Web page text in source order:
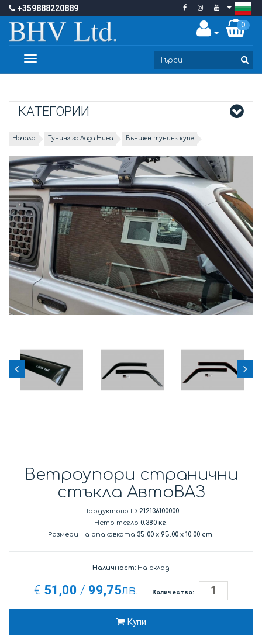
+359888220889
0
Toggle
КАТЕГОРИИ
Начало Тунинг за Лада Нива Външен тунинг купе
Ветроупори странични
стъкла АвтоВАЗ
Продуктово ID 212136100000
Нето тегло 0.380 кг.
Размери на опаковката 35.00 x 95.00 x 10.00 cm.
Наличност: На склад
€ 51,00 / 99,75лв. Количество:
Купи